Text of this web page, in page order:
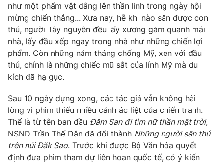
như một phẩm vật dâng lên thần linh trong ngày hội
mừng chiến thắng... Xưa nay, hễ khi nào săn được con
thú, người Tây nguyên đều lấy xương găm quanh mái
nhà, lấy đầu xếp ngay trong nhà như những chiến lợi
phẩm. Còn những năm tháng chống Mỹ, xen với đầu
thú, chính là những chiếc mũ sắt của lính Mỹ mà du
kích đã hạ gục.
Sau 10 ngày dựng xong, các tác giả vẫn không hài
lòng vì phim thiếu nhiều cảnh ác liệt của chiến tranh.
Thế là từ tên ban đầu Đăm San đi tìm nữ thần mặt trời,
NSND Trần Thế Dân đã đổi thành Những người săn thú
trên núi Đăk Sao. Trước khi được Bộ Văn hóa quyết
định đưa phim tham dự liên hoan quốc tế, có ý kiến